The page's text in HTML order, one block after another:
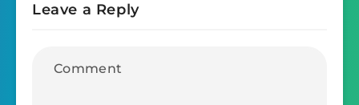
Leave a Reply